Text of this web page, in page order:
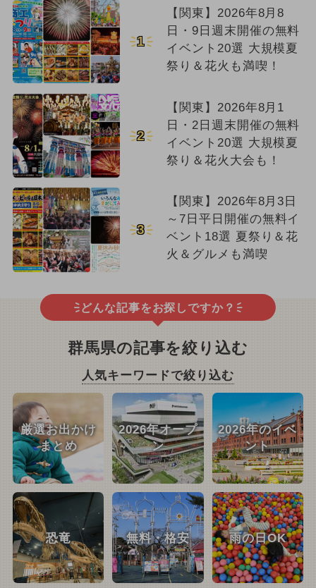
1
【関東】2026年8月8
日・9日週末開催の無料
イベント20選 大規模夏
祭り＆花火も満喫！
2
【関東】2026年8月1
日・2日週末開催の無料
イベント20選 大規模夏
祭り＆花火大会も！
3
【関東】2026年8月3日
～7日平日開催の無料イ
ベント18選 夏祭り＆花
火＆グルメも満喫
どんな記事をお探しですか？
群馬県の記事を絞り込む
人気キーワードで絞り込む
厳選お出かけ
まとめ
2026年オープ
ン
2026年のイベ
ント
恐竜 無料・格安 雨の日OK